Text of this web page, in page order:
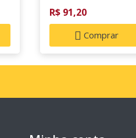
R$ 91,20
Comprar